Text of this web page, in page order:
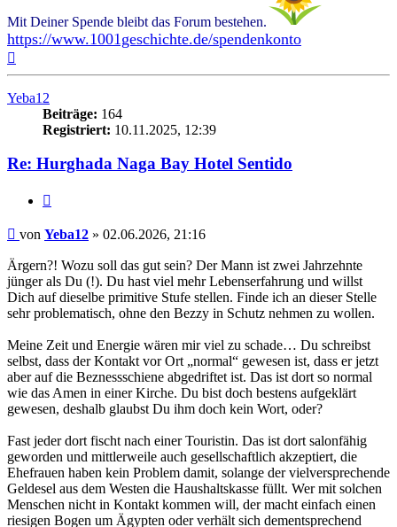
Mit Deiner Spende bleibt das Forum bestehen.
https://www.1001geschichte.de/spendenkonto
Yeba12
Beiträge: 164
Registriert: 10.11.2025, 12:39
Re: Hurghada Naga Bay Hotel Sentido
Beitrag
von Yeba12 » 02.06.2026, 21:16
Ärgern?! Wozu soll das gut sein? Der Mann ist zwei Jahrzehnte
jünger als Du (!). Du hast viel mehr Lebenserfahrung und willst
Dich auf dieselbe primitive Stufe stellen. Finde ich an dieser Stelle
sehr problematisch, ohne den Bezzy in Schutz nehmen zu wollen.
Meine Zeit und Energie wären mir viel zu schade… Du schreibst
selbst, dass der Kontakt vor Ort „normal“ gewesen ist, dass er jetzt
aber auf die Beznessschiene abgedriftet ist. Das ist dort so normal
wie das Amen in einer Kirche. Du bist doch bestens aufgeklärt
gewesen, deshalb glaubst Du ihm doch kein Wort, oder?
Fast jeder dort fischt nach einer Touristin. Das ist dort salonfähig
geworden und mittlerweile auch gesellschaftlich akzeptiert, die
Ehefrauen haben kein Problem damit, solange der vielversprechende
Geldesel aus dem Westen die Haushaltskasse füllt. Wer mit solchen
Menschen nicht in Kontakt kommen will, der macht einfach einen
riesigen Bogen um Ägypten oder verhält sich dementsprechend